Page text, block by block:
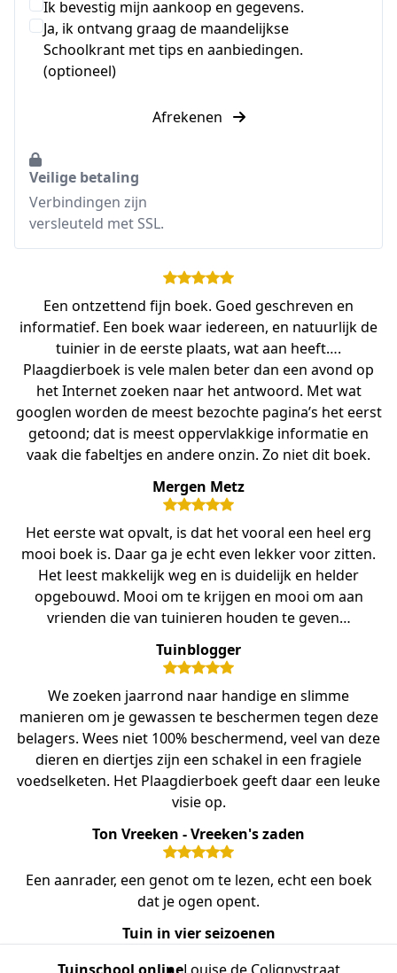
Ik bevestig mijn aankoop en gegevens.
Ja, ik ontvang graag de maandelijkse
Schoolkrant met tips en aanbiedingen.
(optioneel)
Afrekenen
Veilige betaling
Verbindingen zijn
versleuteld met SSL.
Een ontzettend fijn boek. Goed geschreven en
informatief. Een boek waar iedereen, en natuurlijk de
tuinier in de eerste plaats, wat aan heeft….
Plaagdierboek is vele malen beter dan een avond op
het Internet zoeken naar het antwoord. Met wat
googlen worden de meest bezochte pagina’s het eerst
getoond; dat is meest oppervlakkige informatie en
vaak die fabeltjes en andere onzin. Zo niet dit boek.
Mergen Metz
Het eerste wat opvalt, is dat het vooral een heel erg
mooi boek is. Daar ga je echt even lekker voor zitten.
Het leest makkelijk weg en is duidelijk en helder
opgebouwd. Mooi om te krijgen en mooi om aan
vrienden die van tuinieren houden te geven…
Tuinblogger
We zoeken jaarrond naar handige en slimme
manieren om je gewassen te beschermen tegen deze
belagers. Wees niet 100% beschermend, veel van deze
dieren en diertjes zijn een schakel in een fragiele
voedselketen. Het Plaagdierboek geeft daar een leuke
visie op.
Ton Vreeken - Vreeken's zaden
Een aanrader, een genot om te lezen, echt een boek
dat je ogen opent.
Tuin in vier seizoenen